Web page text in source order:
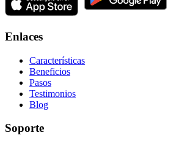
Enlaces
Características
Beneficios
Pasos
Testimonios
Blog
Soporte